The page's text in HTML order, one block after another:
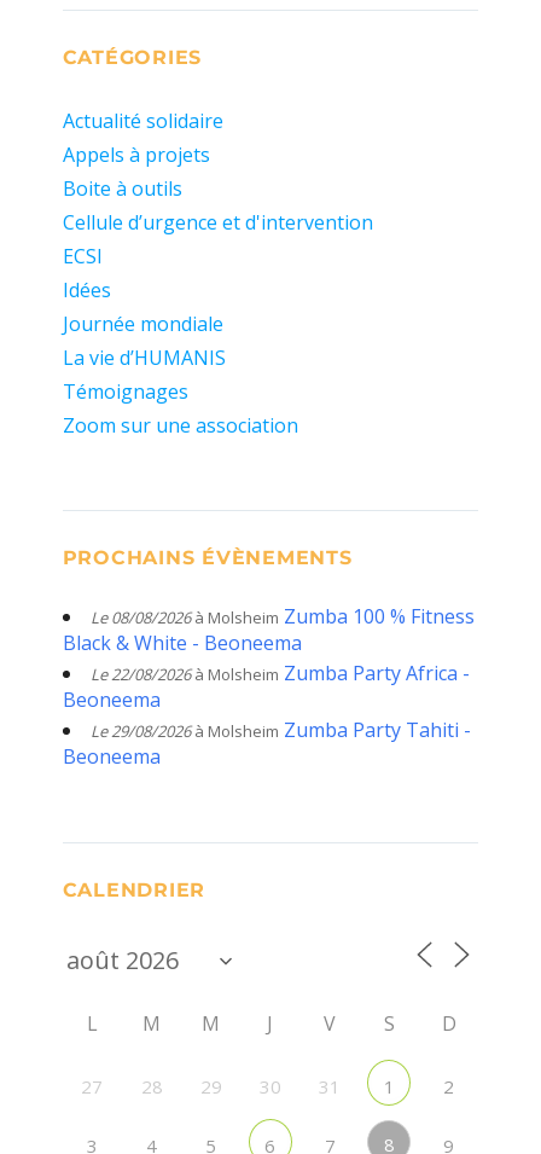
CATÉGORIES
Actualité solidaire
Appels à projets
Boite à outils
Cellule d’urgence et d'intervention
ECSI
Idées
Journée mondiale
La vie d’HUMANIS
Témoignages
Zoom sur une association
PROCHAINS ÉVÈNEMENTS
Le 08/08/2026à Molsheim Zumba 100 % Fitness
Black & White - Beoneema
Le 22/08/2026à Molsheim Zumba Party Africa -
Beoneema
Le 29/08/2026à Molsheim Zumba Party Tahiti -
Beoneema
CALENDRIER
L M M J V S D
27 28 29 30 31 1 2
3 4 5 6 7 8 9